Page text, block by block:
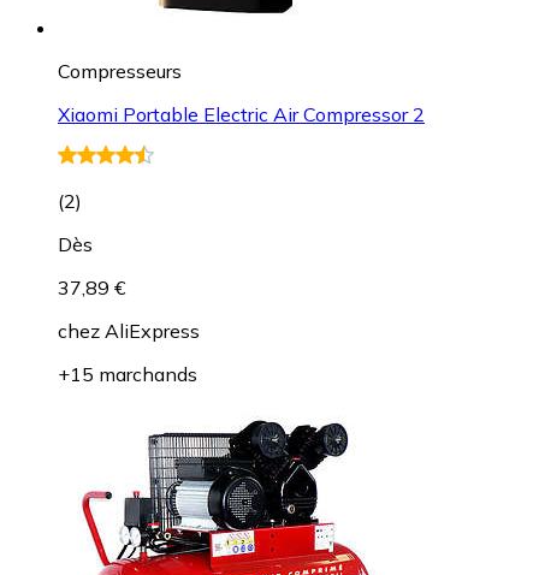
Compresseurs
Xiaomi Portable Electric Air Compressor 2
(2)
Dès
37,89 €
chez AliExpress
+15 marchands